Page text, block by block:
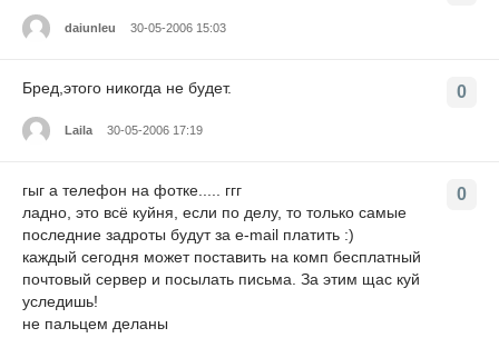
daiunleu 30-05-2006 15:03
0
Бред,этого никогда не будет.
Laila 30-05-2006 17:19
0
гыг а телефон на фотке..... ггг
ладно, это всё куйня, если по делу, то только самые
последние задроты будут за e-mail платить :)
каждый сегодня может поставить на комп бесплатный
почтовый сервер и посылать письма. За этим щас куй
уследишь!
не пальцем деланы